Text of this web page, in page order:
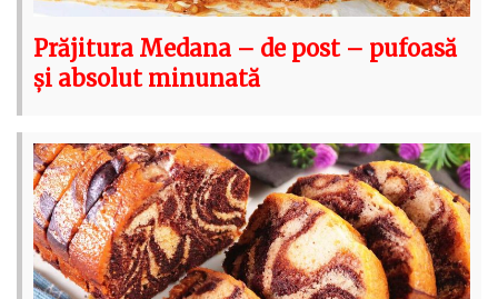
Prăjitura Medana – de post – pufoasă
și absolut minunată